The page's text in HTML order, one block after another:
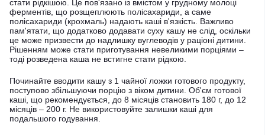
стати рідкішою. Це пов'язано із вмістом у грудному молоці
ферментів, що розщеплюють полісахариди, а саме
полісахариди (крохмаль) надають каші в'язкість. Важливо
пам'ятати, що додатково додавати суху кашу не слід, оскільки
це може призвести до надлишку вуглеводів у раціоні дитини.
Рішенням може стати приготування невеликими порціями –
тоді розведена каша не встигне стати рідкою.
Починайте вводити кашу з 1 чайної ложки готового продукту,
поступово збільшуючи порцію з віком дитини. Об'єм готової
каші, що рекомендується, до 8 місяців становить 180 г, до 12
місяців – 200 г. Не використовуйте залишки каші для
подальшого годування.